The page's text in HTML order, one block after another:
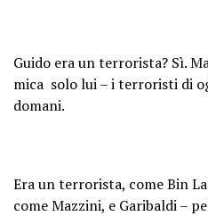
Guido era un terrorista? Sì.
mica solo lui – i terroristi di
domani.
Era un terrorista, come Bin
come Mazzini, e Garibaldi –